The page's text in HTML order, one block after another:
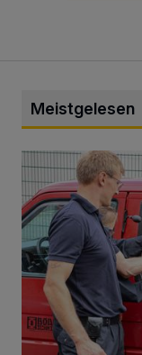
Meistgelesen
Feuerwehr